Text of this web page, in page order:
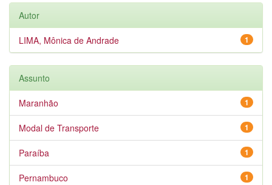
Autor
1
LIMA, Mônica de Andrade
Assunto
1
Maranhão
1
Modal de Transporte
1
Paraíba
1
Pernambuco